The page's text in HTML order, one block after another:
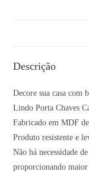
Descrição
Decore sua casa com
Lindo Porta Chaves
Fabricado em MDF
Produto resistente e
Não há necessidade
proporcionando